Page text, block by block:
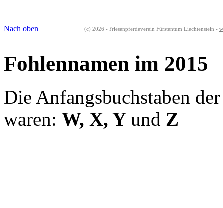
Nach oben (c) 2026 - Friesenpferdeverein Fürstentum Liechtenstein -
Fohlennamen im 2015
Die Anfangsbuchstaben
waren: W, X, Y und Z